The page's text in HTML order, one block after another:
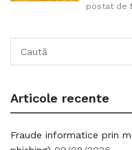
postat de
Articole recente
Fraude informatice prin